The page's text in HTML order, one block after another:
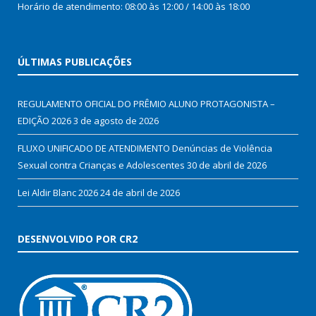
Horário de atendimento: 08:00 às 12:00 / 14:00 às 18:00
ÚLTIMAS PUBLICAÇÕES
REGULAMENTO OFICIAL DO PRÊMIO ALUNO PROTAGONISTA –
EDIÇÃO 20263 de agosto de 2026
FLUXO UNIFICADO DE ATENDIMENTO Denúncias de Violência
Sexual contra Crianças e Adolescentes 30 de abril de 2026
Lei Aldir Blanc 202624 de abril de 2026
DESENVOLVIDO POR CR2